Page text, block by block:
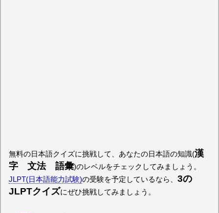
無料の日本語クイズに挑戦して、あなたの日本語の知識(漢
字 文法 語彙)のレベルをチェックしてみましょう。
JLPT(日本語能力試験)の受験を予定しているなら、 3の
JLPTクイズにぜひ挑戦してみましょう。